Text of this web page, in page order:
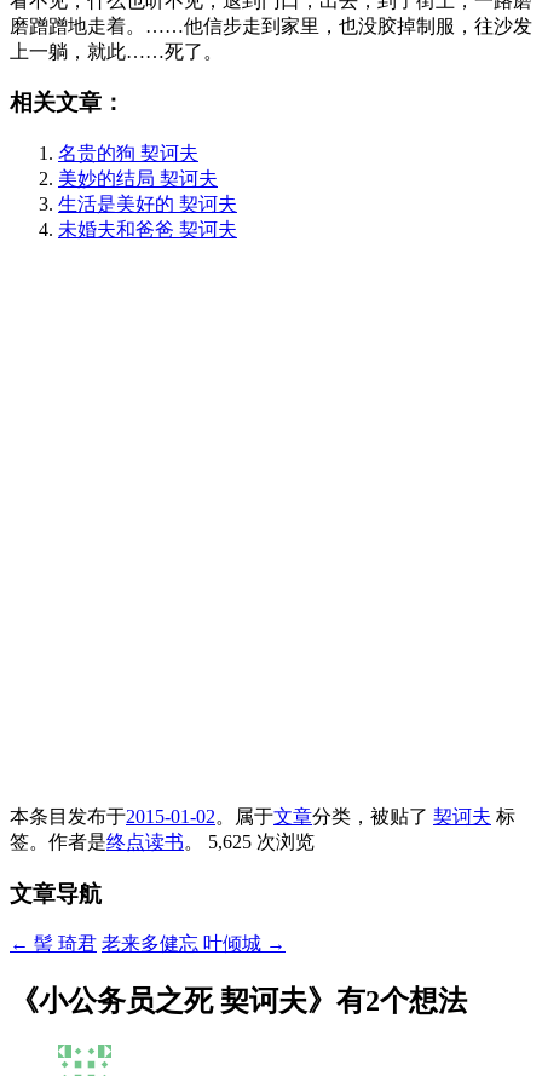
磨蹭蹭地走着。……他信步走到家里，也没胶掉制服，往沙发
上一躺，就此……死了。
相关文章：
名贵的狗 契诃夫
美妙的结局 契诃夫
生活是美好的 契诃夫
未婚夫和爸爸 契诃夫
本条目发布于2015-01-02。属于文章分类，被贴了 契诃夫 标
签。 作者是终点读书。 5,625 次浏览
文章导航
← 髻 琦君 老来多健忘 叶倾城 →
《小公务员之死 契诃夫》有2个想法